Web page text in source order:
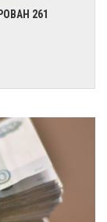
261